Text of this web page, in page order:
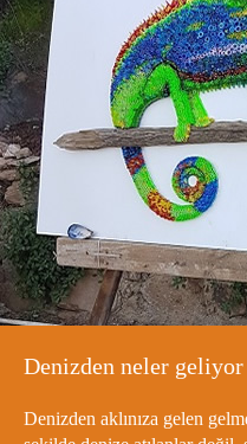
Denizden neler geliyor
Denizden aklınıza gelen